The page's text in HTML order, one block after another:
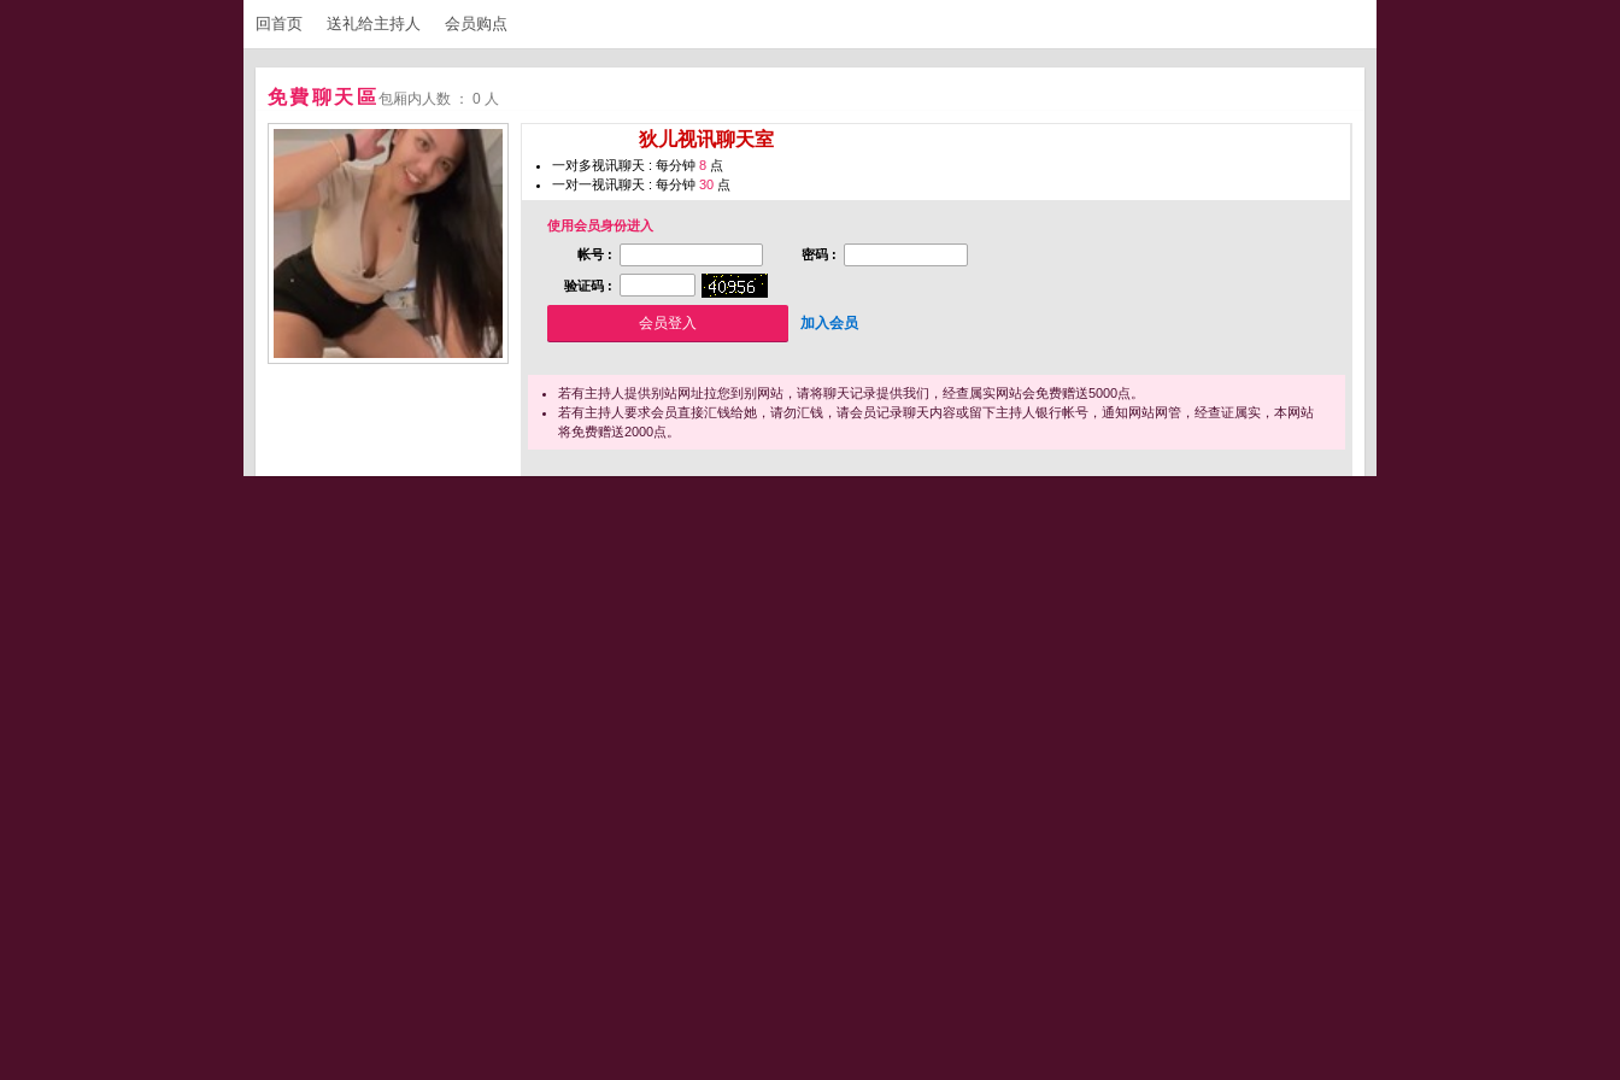
回首页 送礼给主持人 会员购点
免費聊天區包厢内人数 ： 0 人
狄儿视讯聊天室
一对多视讯聊天 : 每分钟 8 点
一对一视讯聊天 : 每分钟 30 点
使用会员身份进入
帐号 :
密码 :
验证码 :
加入会员
若有主持人提供别站网址拉您到别网站，请将聊天记录提供我们，经查属实网站会免费赠送5000点。
若有主持人要求会员直接汇钱给她，请勿汇钱，请会员记录聊天内容或留下主持人银行帐号，通知网站网管，经查证属实，本网站
将免费赠送2000点。